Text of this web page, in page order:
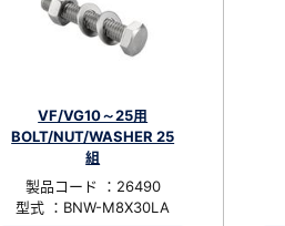
VF/VG10～25用
BOLT/NUT/WASHER 25
組
製品コード ：26490
型式 ：BNW-M8X30LA